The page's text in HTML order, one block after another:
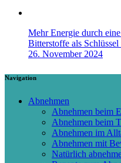
Mehr Energie durch
Bitterstoffe als Schlüssel
26. November 2024
Navigation
Abnehmen
Abnehmen beim
Abnehmen beim
Abnehmen im
Abnehmen mit
Natürlich